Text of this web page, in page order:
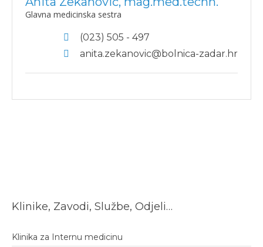
Glavna medicinska sestra
(023) 505 - 497
anita.zekanovic@bolnica-zadar.hr
Klinike, Zavodi, Službe, Odjeli…
Klinika za Internu medicinu